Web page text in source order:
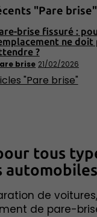
"Pare brise"
brise 21/02/2026
brise fissuré :
ne doit
?
"Pare brise"
tous
automobiles
de
de pare-